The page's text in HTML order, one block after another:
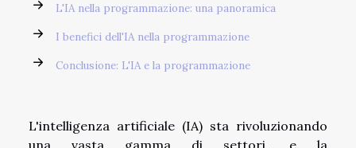
L'IA nella programmazione: una panoramica
I benefici dell'IA nella programmazione
Conclusione: L'IA e la programmazione
L'intelligenza artificiale (IA) sta rivoluzionando